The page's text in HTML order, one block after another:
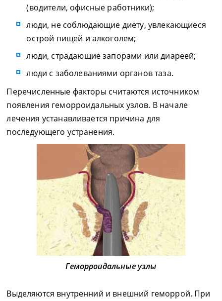
(водители, офисные работники);
люди, не соблюдающие диету, увлекающиеся
острой пищей и алкоголем;
люди, страдающие запорами или диареей;
люди с заболеваниями органов таза.
Перечисленные факторы считаются источником
появления геморроидальных узлов. В начале
лечения устанавливается причина для
последующего устранения.
Геморроидальные узлы
Выделяются внутренний и внешний геморрой. При